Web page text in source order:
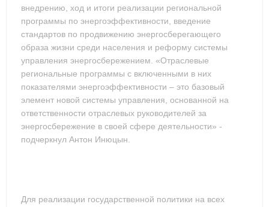
внедрению, ход и итоги реализации региональной
программы по энергоэффективности, введение
стандартов по продвижению энергосберегающего
образа жизни среди населения и реформу системы
управления энергосбережением. «Отраслевые
региональные программы с включенными в них
показателями энергоэффективности – это базовый
элемент новой системы управления, основанной на
ответственности отраслевых руководителей за
энергосбережение в своей сфере деятельности» -
подчеркнул Антон Инюцын.
Для реализации государственной политики на всех